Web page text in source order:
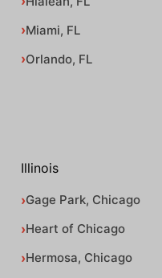
Miami, FL
Orlando, FL
Illinois
Gage Park, Chicago
Heart of Chicago
Hermosa, Chicago